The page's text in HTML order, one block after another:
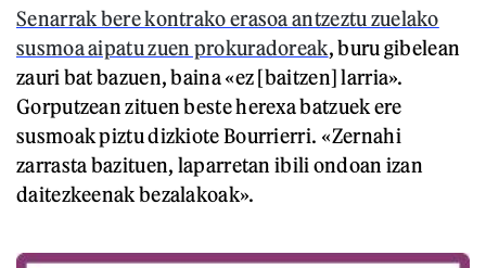
Senarrak bere kontrako erasoa antzeztu zuelako
susmoa aipatu zuen prokuradoreak, buru gibelean
zauri bat bazuen, baina «ez [baitzen] larria».
Gorputzean zituen beste herexa batzuek ere
susmoak piztu dizkiote Bourrierri. «Zernahi
zarrasta bazituen, laparretan ibili ondoan izan
daitezkeenak bezalakoak».